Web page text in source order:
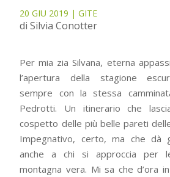
20 GIU 2019 |GITE
di Silvia Conotter
Per mia zia Silvana, eterna
l’apertura della stagione
sempre con la stessa
Pedrotti. Un itinerario che
cospetto delle più belle pareti
Impegnativo, certo, ma che dà
anche a chi si approccia per
montagna vera. Mi sa che d’ora